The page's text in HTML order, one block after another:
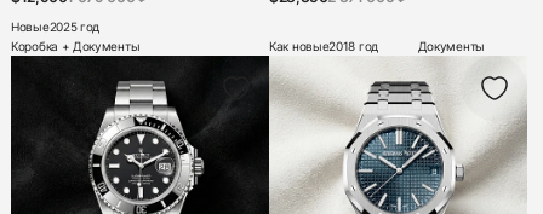
Новые2025 год
Коробка + Документы
Как новые2018 год Документы